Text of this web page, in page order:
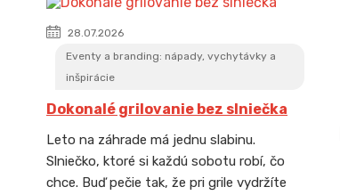
28.07.2026
Eventy a branding: nápady, vychytávky a
inšpirácie
Dokonalé grilovanie bez slniečka
Leto na záhrade má jednu slabinu.
Slniečko, ktoré si každú sobotu robí, čo
chce. Buď pečie tak, že pri grile vydržíte